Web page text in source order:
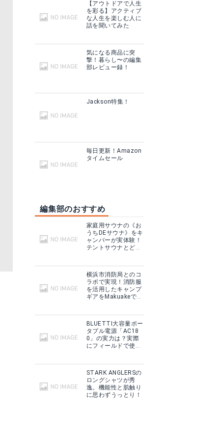
【アウトドアで人生
を彩る】アクティブ
な人生を楽しむ人に
話を聞いてみた
気になる商品に突
撃！暮らし〜の編集
部レビュー録！
Jackson特集！
毎日更新！Amazon
タイムセール
編集部のおすすめ
家庭用サウナの《お
うちDEサウナ》をキ
ャンパーが実体験！
テントサウナとどこ
横浜市消防局とのコ
ラボで実現！消防服
を活用したキャンプ
ギアをMakuakeで予
BLUETTI大容量ポー
タブル電源「AC18
0」の実力は？実際
にフィールドで使用
STARK ANGLERSの
ロングシャツが秀
逸。機能性と肌触り
に思わずうっとり！